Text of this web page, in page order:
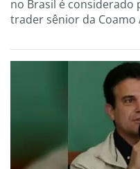
no Brasil é considerado
trader sênior da